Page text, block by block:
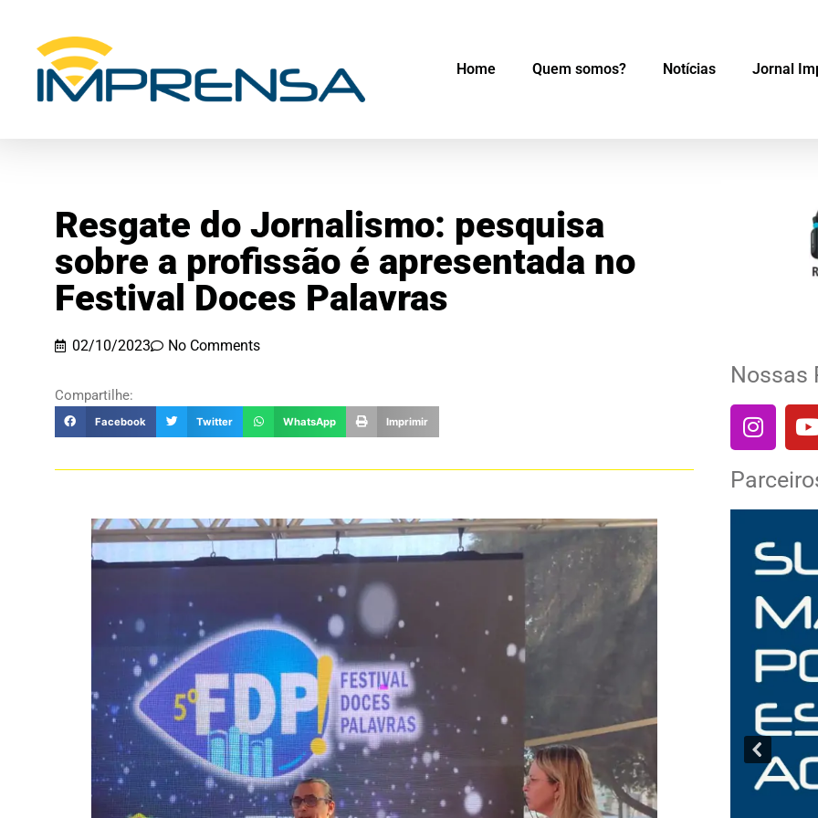
Home Quem somos? Notícias Jornal
Resgate do Jornalismo: pesquisa
sobre a profissão é apresentada no
Festival Doces Palavras
02/10/2023 No Comments
Compartilhe:
Facebook Twitter WhatsApp Imprimir
Nossas